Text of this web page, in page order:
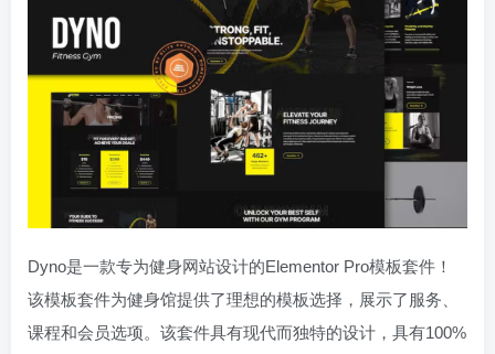
Dyno是一款专为健身网站设计的Elementor Pro模板套件！
该模板套件为健身馆提供了理想的模板选择，展示了服务、
课程和会员选项。该套件具有现代而独特的设计，具有100%